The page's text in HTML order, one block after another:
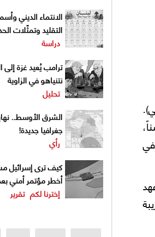
الانتماء الديني
التقليد وتمثّلات
دراسة
ترامب يُعيد غزة
نتنياهو في الزاوية
تحليل
الشرق الأوسط..
جغرافيا جديدة!
رأي
كيف ترى إسرائيل
أخطر مؤتمر أمني بعد
إخترنا لكم تقرير